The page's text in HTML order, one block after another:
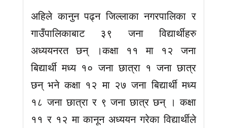
अहिले कानुन पढ्न जिल्लाका नगरपालिका र
गाउँपालिकाबाट ३९ जना विद्यार्थीहरु
अध्ययनरत छन् ।कक्षा ११ मा १२ जना
बिद्यार्थी मध्य १० जना छात्रा १ जना छात्र
छन् भने कक्षा १२ मा २७ जना बिद्यार्थी मध्य
१८ जना छात्रा र ९ जना छात्र छन् । कक्षा
११ र १२ मा कानून अध्ययन गरेका विद्यार्थीले